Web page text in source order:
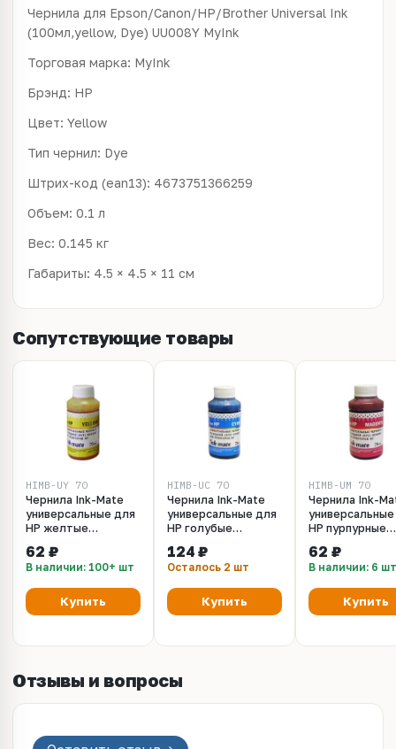
Чернила для Epson/Canon/HP/Brother Universal Ink
(100мл,yellow, Dye) UU008Y MyInk
Торговая марка: MyInk
Брэнд: HP
Цвет: Yellow
Тип чернил: Dye
Штрих-код (ean13): 4673751366259
Объем: 0.1 л
Вес: 0.145 кг
Габариты: 4.5 × 4.5 × 11 см
Сопутствующие товары
HIMB-UY_70
Чернила Ink-Mate
универсальные для
HP желтые
70 мл.
62 ₽
В наличии: 100+ шт
Купить
HIMB-UC_70
Чернила Ink-Mate
универсальные для
HP голубые
70 мл.
124 ₽
Осталось 2 шт
Купить
HIMB-UM_70
Чернила Ink-
HP пурпурные
70 мл.
62 ₽
В наличии: 6 шт
Купить
Отзывы и вопросы